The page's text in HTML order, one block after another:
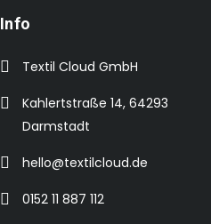
Info
Textil Cloud GmbH
Kahlertstraße 14, 64293
Darmstadt
hello@textilcloud.de
0152 11 887 112